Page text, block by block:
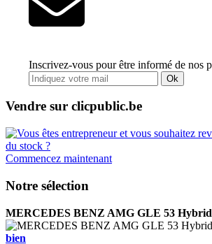
Inscrivez-vous pour être informé de nos
Ok
Vendre sur clicpublic.be
Commencez maintenant
Notre sélection
MERCEDES BENZ AMG GLE 53
bien